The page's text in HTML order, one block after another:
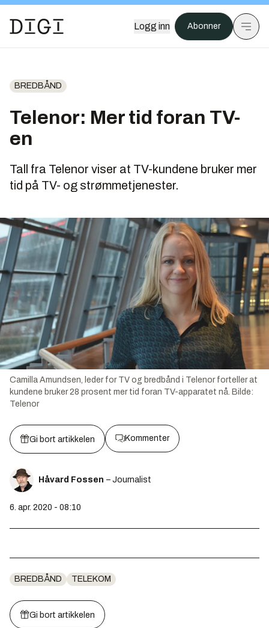
Logg inn Abonner
BREDBÅND
Telenor: Mer tid foran TV-
en
Tall fra Telenor viser at TV-kundene bruker mer
tid på TV- og strømmetjenester.
Camilla Amundsen, leder for TV og bredbånd i Telenor forteller at
kundene bruker 28 prosent mer tid foran TV-apparatet nå. Bilde:
Telenor
Gi bort artikkelen Kommenter
Håvard Fossen – Journalist
6. apr. 2020 - 08:10
BREDBÅND TELEKOM
Gi bort artikkelen